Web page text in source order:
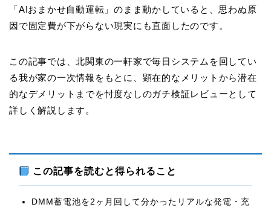
「AIおまかせ自動運転」のまま動かしていると、思わぬ原
因で固定費が下がらない現実にも直面したのです。
この記事では、北関東の一軒家で毎日システムを回してい
る我が家の一次情報をもとに、顕在的なメリットから潜在
的なデメリットまでを忖度なしのガチ検証レビューとして
詳しく解説します。
この記事を読むと得られること
DMM蓄電池を2ヶ月回して分かったリアルな発電・充